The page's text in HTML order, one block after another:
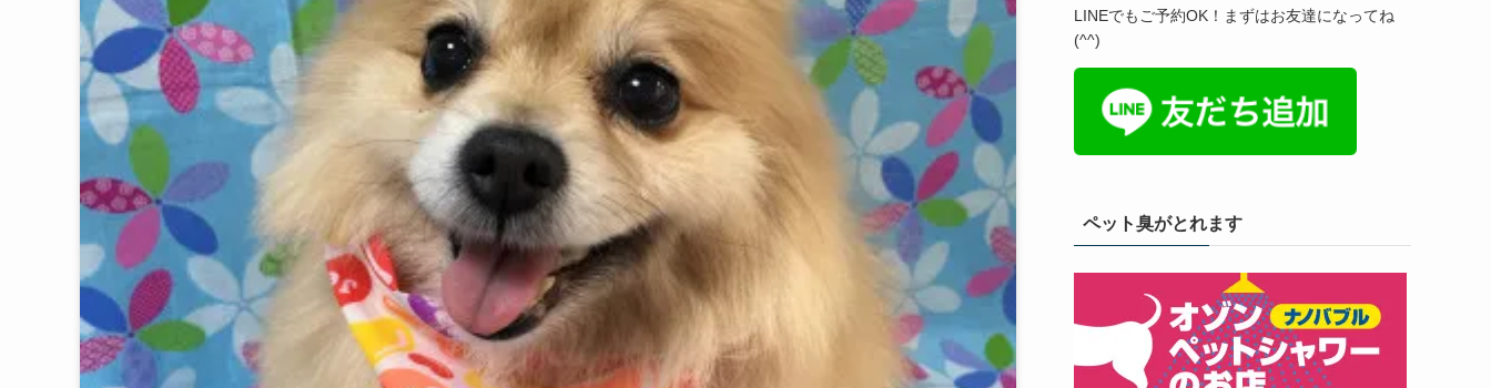
LINEでもご予約OK！まずはお友達になってね
(^^)
ペット臭がとれます